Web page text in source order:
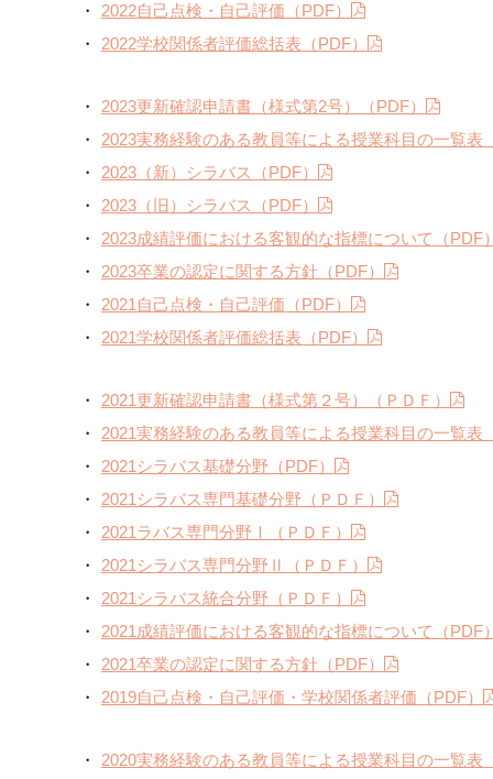
2022自己点検・自己評価（PDF）
2022学校関係者評価総括表（PDF）
2023更新確認申請書（様式第2号）（PDF）
2023実務経験のある教員等による授業科目の一覧表
2023（新）シラバス（PDF）
2023（旧）シラバス（PDF）
2023成績評価における客観的な指標について（PDF）
2023卒業の認定に関する方針（PDF）
2021自己点検・自己評価（PDF）
2021学校関係者評価総括表（PDF）
2021更新確認申請書（様式第２号）（ＰＤＦ）
2021実務経験のある教員等による授業科目の一覧表
2021シラバス基礎分野（PDF）
2021シラバス専門基礎分野（ＰＤＦ）
2021ラバス専門分野Ⅰ（ＰＤＦ）
2021シラバス専門分野Ⅱ（ＰＤＦ）
2021シラバス統合分野（ＰＤＦ）
2021成績評価における客観的な指標について（PDF）
2021卒業の認定に関する方針（PDF）
2019自己点検・自己評価・学校関係者評価（PDF）
2020実務経験のある教員等による授業科目の一覧表